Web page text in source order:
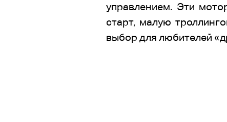
управлением. Эти
старт, малую
выбор для любителей